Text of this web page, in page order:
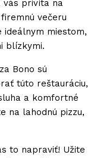
privíta na
večeru
ideálnym miestom,
blízkymi.
Bono sú
túto reštauráciu,
a komfortné
na lahodnú pizzu,
to napraviť! Užite